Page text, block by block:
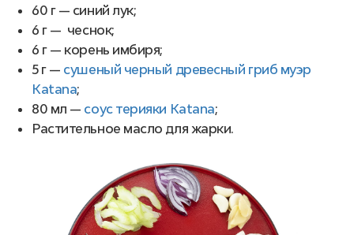
60 г — синий лук;
6 г — чеснок;
6 г — корень имбиря;
5 г — сушеный черный древесный гриб муэр
Katana;
80 мл — соус терияки Katana;
Растительное масло для жарки.